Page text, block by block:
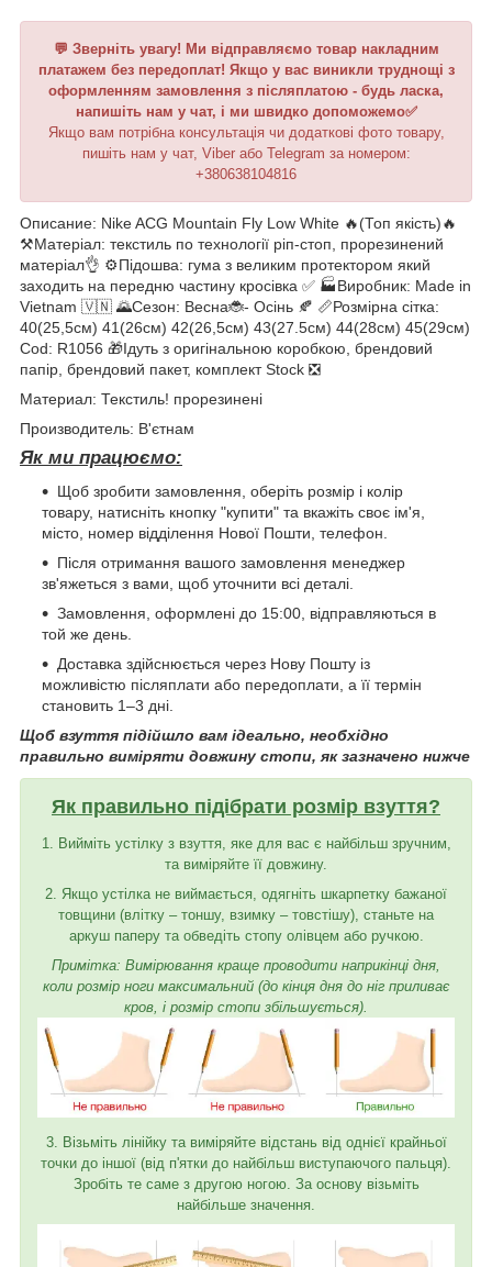
💬 Зверніть увагу! Ми відправляємо товар накладним
платажем без передоплат! Якщо у вас виникли труднощі з
оформленням замовлення з післяплатою - будь ласка,
напишіть нам у чат, і ми швидко допоможемо✅
Якщо вам потрібна консультація чи додаткові фото товару,
пишіть нам у чат, Viber або Telegram за номером:
+380638104816
Описание: Nike ACG Mountain Fly Low White 🔥(Топ якість)🔥
⚒️Матеріал: текстиль по технології ріп-стоп, прорезинений
матеріал👌 ⚙️Підошва: гума з великим протектором який
заходить на передню частину кросівка ✅ 🏭Виробник: Made in
Vietnam 🇻🇳 🌄Сезон: Весна🐞- Осінь 🍂 📏Розмірна сітка:
40(25,5см) 41(26см) 42(26,5см) 43(27.5см) 44(28см) 45(29см)
Cod: R1056 🎁Ідуть з оригінальною коробкою, брендовий
папір, брендовий пакет, комплект Stock ❎
Материал: Текстиль! прорезинені
Производитель: В'єтнам
Як ми працюємо:
Щоб зробити замовлення, оберіть розмір і колір
товару, натисніть кнопку "купити" та вкажіть своє ім'я,
місто, номер відділення Нової Пошти, телефон.
Після отримання вашого замовлення менеджер
зв'яжеться з вами, щоб уточнити всі деталі.
Замовлення, оформлені до 15:00, відправляються в
той же день.
Доставка здійснюється через Нову Пошту із
можливістю післяплати або передоплати, а її термін
становить 1–3 дні.
Щоб взуття підійшло вам ідеально, необхідно
правильно виміряти довжину стопи, як зазначено нижче
Як правильно підібрати розмір взуття?
1. Вийміть устілку з взуття, яке для вас є найбільш зручним,
та виміряйте її довжину.
2. Якщо устілка не виймається, одягніть шкарпетку бажаної
товщини (влітку – тоншу, взимку – товстішу), станьте на
аркуш паперу та обведіть стопу олівцем або ручкою.
Примітка: Вимірювання краще проводити наприкінці дня,
коли розмір ноги максимальний (до кінця дня до ніг приливає
кров, і розмір стопи збільшується).
3. Візьміть лінійку та виміряйте відстань від однієї крайньої
точки до іншої (від п'ятки до найбільш виступаючого пальця).
Зробіть те саме з другою ногою. За основу візьміть
найбільше значення.